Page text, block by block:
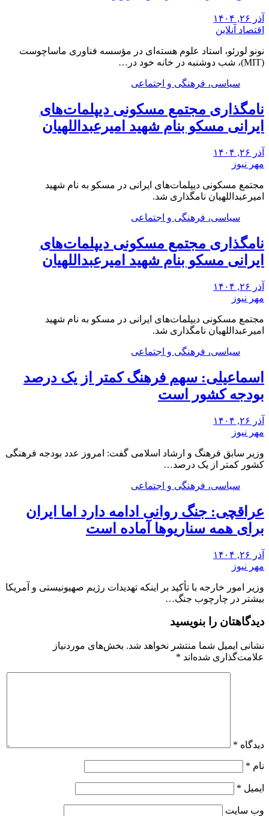
آذر ۲۶, ۱۴۰۴
اقتصاد آنلاین
نونو لورئو، استاد علوم هسته‌ای در مؤسسه فناوری ماساچوست
(MIT)، شب دوشنبه در خانه خود در…
سیاسی، فرهنگی و اجتماعی
نامگذاری مجتمع مسکونی دیپلمات‌های
ایرانی مسکو بنام شهید امیرعبداللهیان
آذر ۲۶, ۱۴۰۴
مهر نیوز
مجتمع مسکونی دیپلمات‌های ایرانی در مسکو به نام شهید
امیرعبداللهیان نامگذاری شد.
سیاسی، فرهنگی و اجتماعی
نامگذاری مجتمع مسکونی دیپلمات‌های
ایرانی مسکو بنام شهید امیرعبداللهیان
آذر ۲۶, ۱۴۰۴
مهر نیوز
مجتمع مسکونی دیپلمات‌های ایرانی در مسکو به نام شهید
امیرعبداللهیان نامگذاری شد.
سیاسی، فرهنگی و اجتماعی
اسماعیلی: سهم فرهنگ کمتر از یک درصد
بودجه کشور است
آذر ۲۶, ۱۴۰۴
مهر نیوز
وزیر سابق فرهنگ و ارشاد اسلامی گفت: امروز عدد بودجه فرهنگی
کشور کمتر از یک درصد…
سیاسی، فرهنگی و اجتماعی
عراقچی: جنگ روانی ادامه دارد اما ایران
برای همه سناریوها آماده است
آذر ۲۶, ۱۴۰۴
مهر نیوز
وزیر امور خارجه با تأکید بر اینکه تهدیدات رژیم صهیونیستی و آمریکا
بیشتر در چارچوب جنگ…
دیدگاهتان را بنویسید
نشانی ایمیل شما منتشر نخواهد شد. بخش‌های موردنیاز
علامت‌گذاری شده‌اند *
دیدگاه *
نام *
ایمیل *
وب‌ سایت